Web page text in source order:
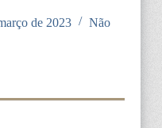
de 2023 Não